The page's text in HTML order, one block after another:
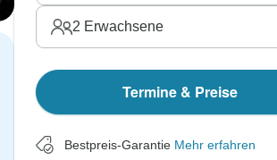
2 Erwachsene
Termine & Preise
Bestpreis-Garantie Mehr erfahren